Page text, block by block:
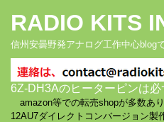
RADIO KITS
信州安曇野発アナログ工作中心blog
6Z-DH3Aのヒーターピンは
amazon等での転売shopが多数あ
12AU7ダイレクトコンバージョン製